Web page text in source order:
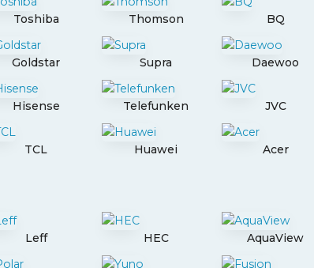
Toshiba Thomson BQ
Goldstar Supra Daewoo
Hisense Telefunken JVC
TCL Huawei Acer
Leff HEC AquaView